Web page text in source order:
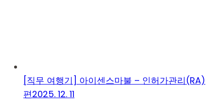
[직무 여행기] 아이센스마불 – 인허가관리(RA)
편2025. 12. 11